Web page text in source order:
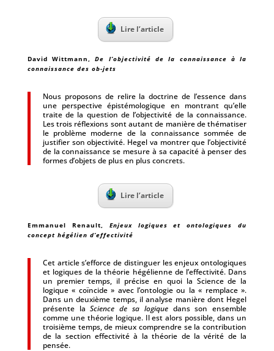
Lire l’article
David Wittmann,De l’objectivité de la connaissance à la
connaissance des ob-jets
Nous proposons de relire la doctrine de l’essence dans
une perspective épistémologique en montrant qu’elle
traite de la question de l’objectivité de la connaissance.
Les trois réflexions sont autant de manière de thématiser
le problème moderne de la connaissance sommée de
justifier son objectivité. Hegel va montrer que l’objectivité
de la connaissance se mesure à sa capacité à penser des
formes d’objets de plus en plus concrets.
Lire l’article
Emmanuel Renault, Enjeux logiques et ontologiques du
concept hégélien d’effectivité
Cet article s’efforce de distinguer les enjeux ontologiques
et logiques de la théorie hégélienne de l’effectivité. Dans
un premier temps, il précise en quoi la Science de la
logique « coïncide » avec l’ontologie ou la « remplace ».
Dans un deuxième temps, il analyse manière dont Hegel
présente laScience de sa logiquedans son ensemble
comme une théorie logique. Il est alors possible, dans un
troisième temps, de mieux comprendre se la contribution
de la section effectivité à la théorie de la vérité de la
pensée.